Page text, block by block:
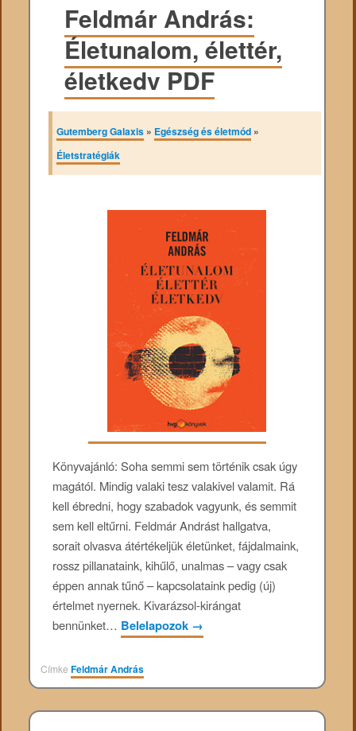
Feldmár András:
Életunalom, élettér,
életkedv PDF
Gutemberg Galaxis » Egészség és életmód »
Életstratégiák
Könyvajánló: Soha semmi sem történik csak úgy
magától. Mindig valaki tesz valakivel valamit. Rá
kell ébredni, hogy szabadok vagyunk, és semmit
sem kell eltűrni. Feldmár Andrást hallgatva,
sorait olvasva átértékeljük életünket, fájdalmaink,
rossz pillanataink, kihűlő, unalmas – vagy csak
éppen annak tűnő – kapcsolataink pedig (új)
értelmet nyernek. Kivarázsol-kirángat
bennünket… Belelapozok →
CímkeFeldmár András